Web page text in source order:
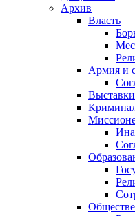
Архив
Власть
Армия и